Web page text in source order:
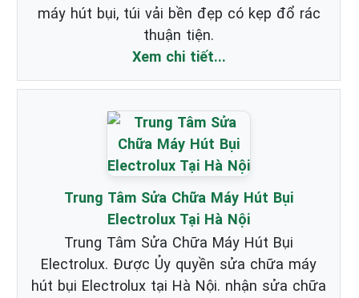
máy hút bụi, túi vải bền đẹp có kẹp đổ rác
thuận tiện.
Xem chi tiết...
Trung Tâm Sửa Chữa Máy Hút Bụi
Electrolux Tại Hà Nội
Trung Tâm Sửa Chữa Máy Hút Bụi
Electrolux. Được Ủy quyền sửa chữa máy
hút bụi Electrolux tại Hà Nội. nhận sửa chữa